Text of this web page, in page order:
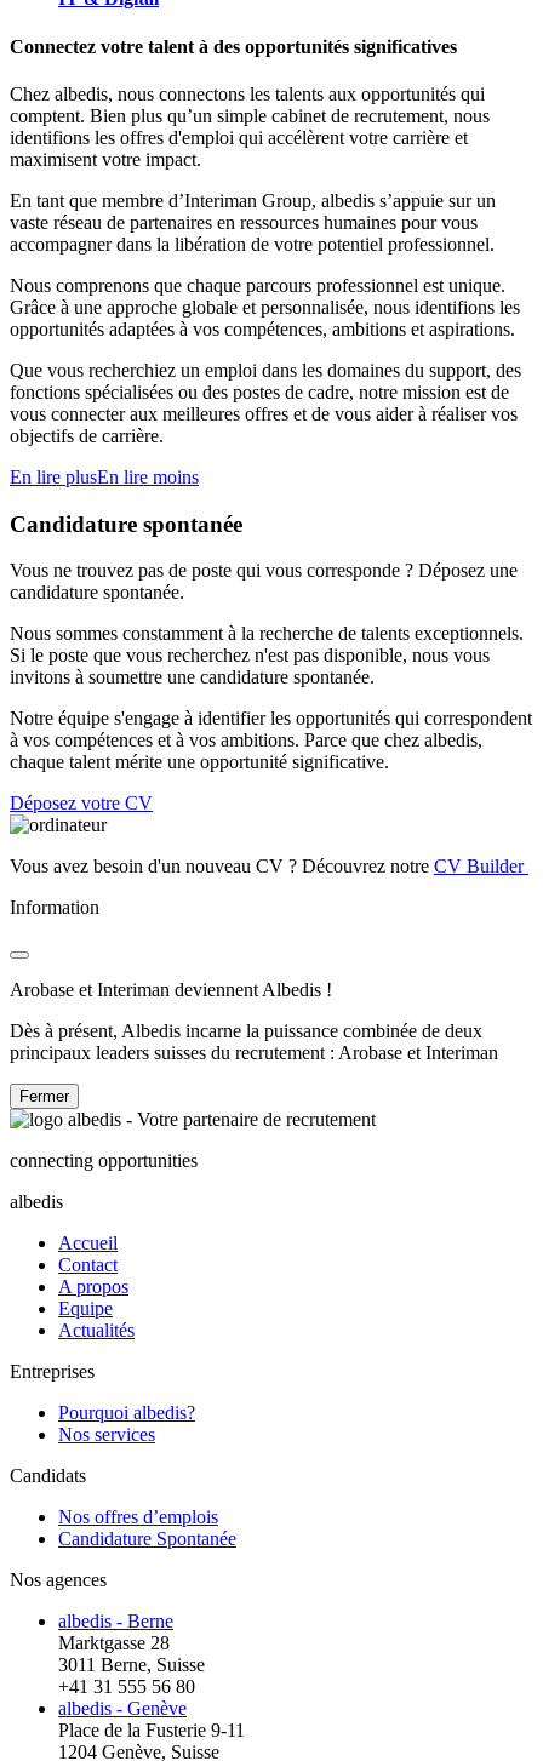
Connectez votre talent à des opportunités significatives
Chez albedis, nous connectons les talents aux opportunités qui
comptent. Bien plus qu’un simple cabinet de recrutement, nous
identifions les offres d'emploi qui accélèrent votre carrière et
maximisent votre impact.
En tant que membre d’Interiman Group, albedis s’appuie sur un
vaste réseau de partenaires en ressources humaines pour vous
accompagner dans la libération de votre potentiel professionnel.
Nous comprenons que chaque parcours professionnel est unique.
Grâce à une approche globale et personnalisée, nous identifions les
opportunités adaptées à vos compétences, ambitions et aspirations.
Que vous recherchiez un emploi dans les domaines du support, des
fonctions spécialisées ou des postes de cadre, notre mission est de
vous connecter aux meilleures offres et de vous aider à réaliser vos
objectifs de carrière.
En lire plusEn lire moins
Candidature spontanée
Vous ne trouvez pas de poste qui vous corresponde ? Déposez une
candidature spontanée.
Nous sommes constamment à la recherche de talents exceptionnels.
Si le poste que vous recherchez n'est pas disponible, nous vous
invitons à soumettre une candidature spontanée.
Notre équipe s'engage à identifier les opportunités qui correspondent
à vos compétences et à vos ambitions. Parce que chez albedis,
chaque talent mérite une opportunité significative.
Déposez votre CV
Vous avez besoin d'un nouveau CV ? Découvrez notre CV Builder
Information
Arobase et Interiman deviennent Albedis !
Dès à présent, Albedis incarne la puissance combinée de deux
principaux leaders suisses du recrutement : Arobase et Interiman
Fermer
connecting opportunities
albedis
Accueil
Contact
A propos
Equipe
Actualités
Entreprises
Pourquoi albedis?
Nos services
Candidats
Nos offres d’emplois
Candidature Spontanée
Nos agences
albedis - Berne
Marktgasse 28
3011 Berne, Suisse
+41 31 555 56 80
albedis - Genève
Place de la Fusterie 9-11
1204 Genève, Suisse